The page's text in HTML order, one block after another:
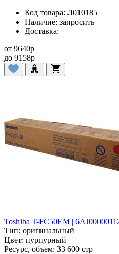
Код товара: Л010185
Наличие: запросить
Доставка:
от 9640p
до 9158p
Toshiba T-FC50EM |
Тип: оригинальный
Цвет: пурпурный
Ресурс, объем: 33 600 стр